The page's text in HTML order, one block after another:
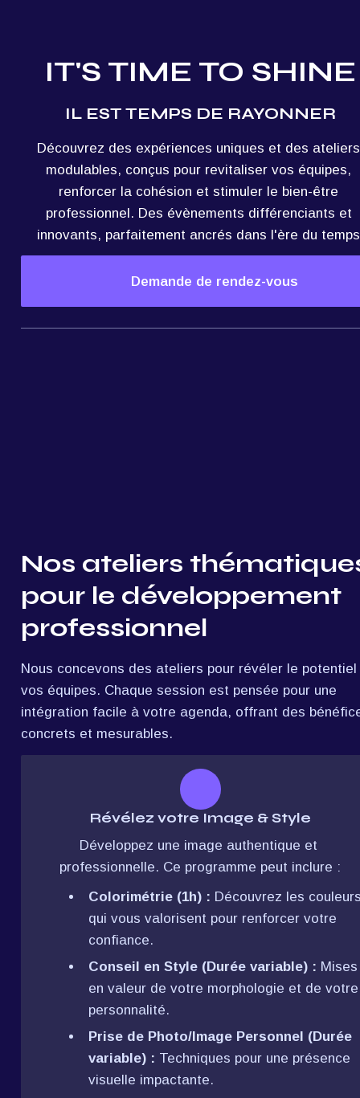
IT'S TIME TO SHINE
IL EST TEMPS DE RAYONNER
Découvrez des expériences uniques et des ateliers
modulables, conçus pour revitaliser vos équipes,
renforcer la cohésion et stimuler le bien-être
professionnel. Des évènements différenciants et
innovants, parfaitement ancrés dans l'ère du
Demande de rendez-vous
Nos ateliers
pour le développement
professionnel
Nous concevons des ateliers pour révéler le potentiel
vos équipes. Chaque session est pensée pour une
intégration facile à votre agenda, offrant des
concrets et mesurables.
Révélez votre Image & Style
Développez une image authentique et
professionnelle. Ce programme peut inclure :
Colorimétrie (1h) : Découvrez les
qui vous valorisent pour renforcer votre
confiance.
Conseil en Style (Durée variable) : Mises
en valeur de votre morphologie et de votre
personnalité.
Prise de Photo/Image Personnel (Durée
variable) : Techniques pour une présence
visuelle impactante.